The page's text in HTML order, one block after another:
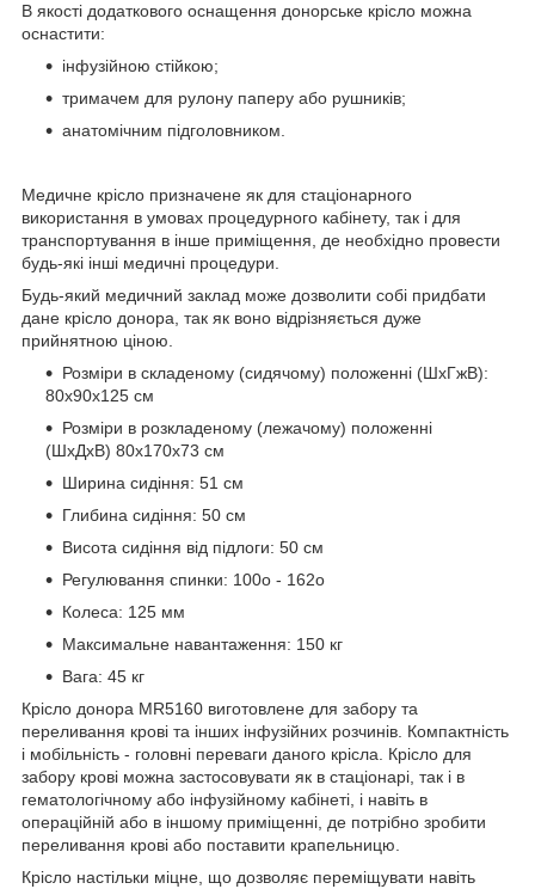
В якості додаткового оснащення донорське крісло можна
оснастити:
інфузійною стійкою;
тримачем для рулону паперу або рушників;
анатомічним підголовником.
Медичне крісло призначене як для стаціонарного
використання в умовах процедурного кабінету, так і для
транспортування в інше приміщення, де необхідно провести
будь-які інші медичні процедури.
Будь-який медичний заклад може дозволити собі придбати
дане крісло донора, так як воно відрізняється дуже
прийнятною ціною.
Розміри в складеному (сидячому) положенні (ШхГжВ):
80х90х125 см
Розміри в розкладеному (лежачому) положенні
(ШхДхВ) 80х170х73 см
Ширина сидіння: 51 см
Глибина сидіння: 50 см
Висота сидіння від підлоги: 50 см
Регулювання спинки: 100o - 162o
Колеса: 125 мм
Максимальне навантаження: 150 кг
Вага: 45 кг
Крісло донора MR5160 виготовлене для забору та
переливання крові та інших інфузійних розчинів. Компактність
і мобільність - головні переваги даного крісла. Крісло для
забору крові можна застосовувати як в стаціонарі, так і в
гематологічному або інфузійному кабінеті, і навіть в
операційній або в іншому приміщенні, де потрібно зробити
переливання крові або поставити крапельницю.
Крісло настільки міцне, що дозволяє переміщувати навіть